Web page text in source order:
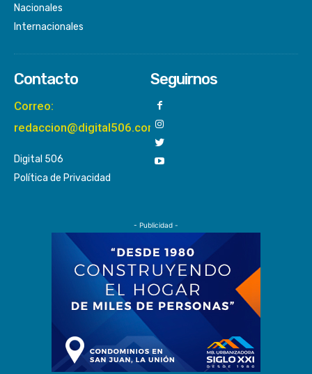
Nacionales
Internacionales
Contacto
Correo:
redaccion@digital506.com
Digital 506
Política de Privacidad
Seguirnos
- Publicidad -